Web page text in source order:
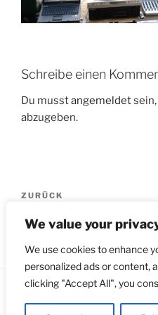
We value your
We use cookies to enhance
personalized ads or content,
clicking "Accept All", you
Schreibe einen
Du musstangemeldet
abzugeben.
Beitragsnavigation
Vorheriger
ZURÜCK
P1030850